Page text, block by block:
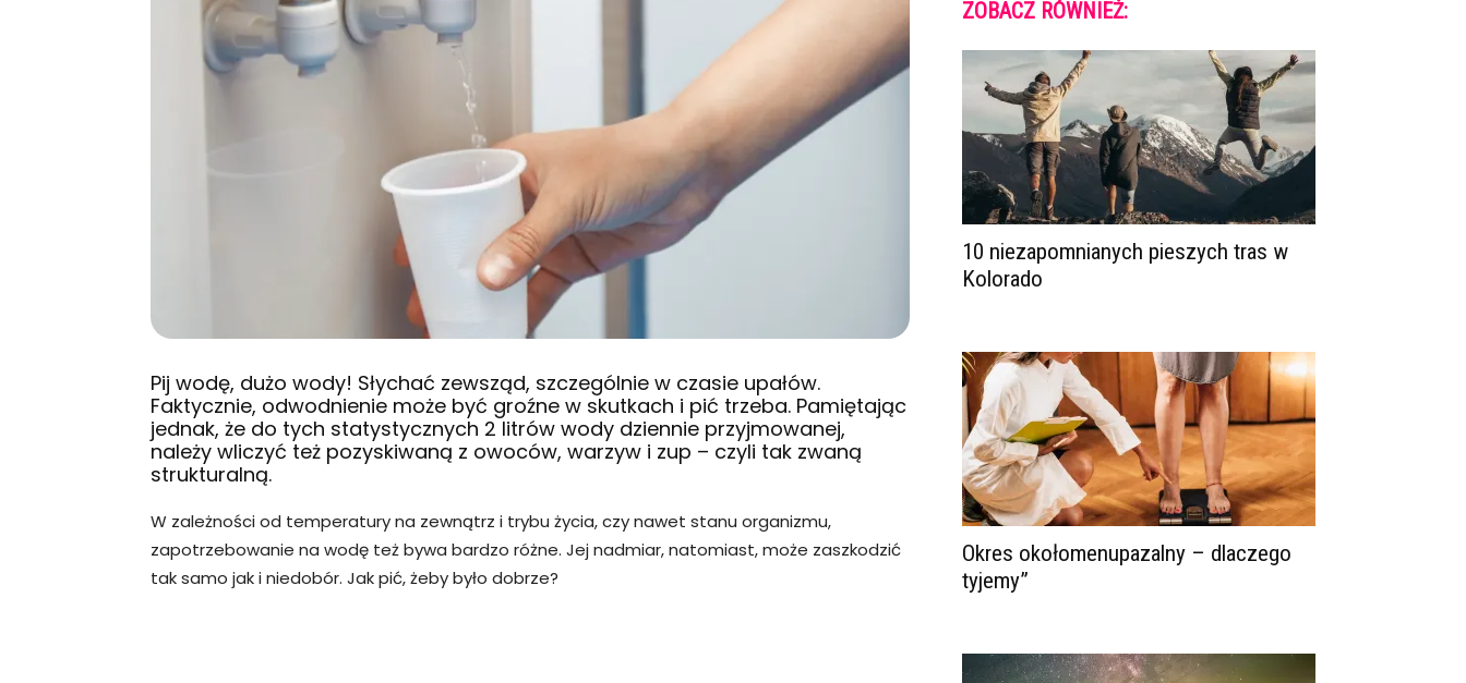
Pij wodę, dużo wody! Słychać zewsząd, szczególnie w czasie upałów.
Faktycznie, odwodnienie może być groźne w skutkach i pić trzeba. Pamiętając
jednak, że do tych statystycznych 2 litrów wody dziennie przyjmowanej,
należy wliczyć też pozyskiwaną z owoców, warzyw i zup – czyli tak zwaną
strukturalną.
W zależności od temperatury na zewnątrz i trybu życia, czy nawet stanu organizmu,
zapotrzebowanie na wodę też bywa bardzo różne. Jej nadmiar, natomiast, może zaszkodzić
tak samo jak i niedobór. Jak pić, żeby było dobrze?
ZOBACZ RÓWNIEŻ:
10 niezapomnianych pieszych tras w
Kolorado
Okres okołomenupazalny – dlaczego
tyjemy”